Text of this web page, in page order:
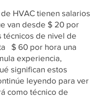
HVAC tienen salarios
van desde $ 20 por
técnicos de nivel de
$ 60 por hora una
experiencia,
significan estos
leyendo para ver
como técnico de